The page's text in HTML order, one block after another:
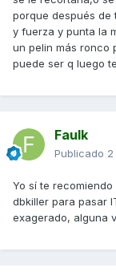
porque después de
y fuerza y punta la
un pelin más ronco
puede ser q luego
Faulk
Publicado
Yo sí te
dbkiller para pasar
exagerado, alguna